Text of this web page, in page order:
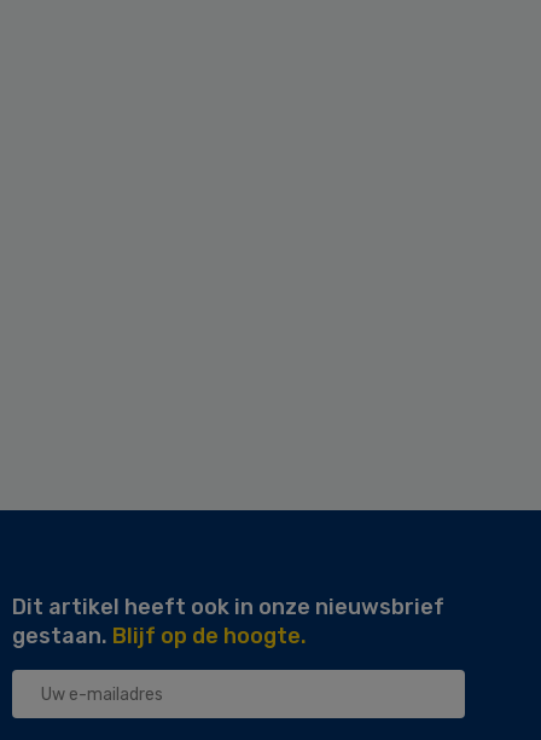
Dit artikel heeft ook in onze nieuwsbrief
gestaan. Blijf op de hoogte.
Uw